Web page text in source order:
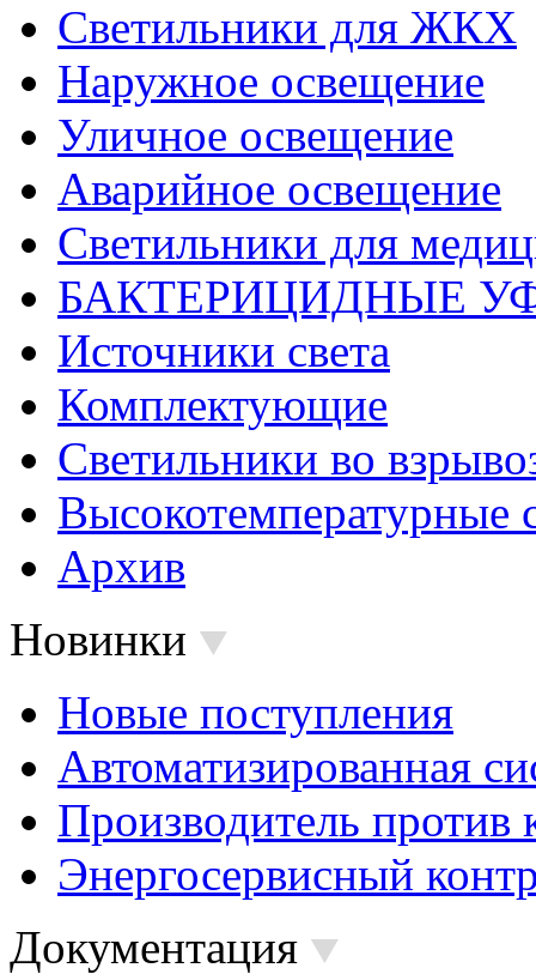
Светильники для ЖКХ
Наружное освещение
Уличное освещение
Аварийное освещение
Светильники для
БАКТЕРИЦИДНЫЕ
Источники света
Комплектующие
Светильники во
Высокотемпературные
Архив
Новинки
Новые поступления
Автоматизированная
Производитель против
Энергосервисный
Документация